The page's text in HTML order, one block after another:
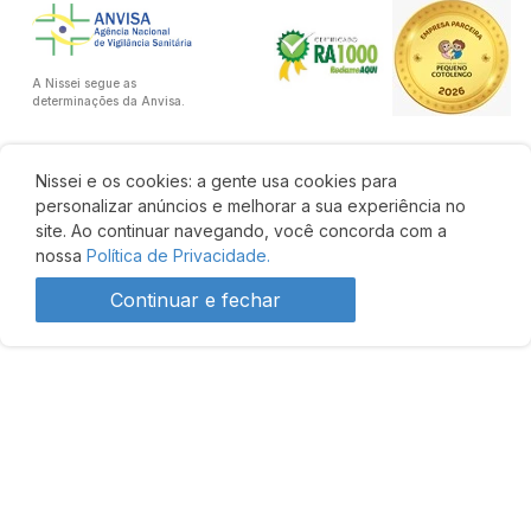
Nissei e os cookies: a gente usa cookies para
personalizar anúncios e melhorar a sua experiência no
site. Ao continuar navegando, você concorda com a
nossa Política de Privacidade.
Continuar e fechar
A Nissei segue as
determinações da Anvisa.